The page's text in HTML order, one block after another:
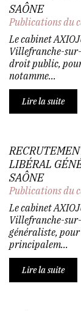
SAÔNE
Publications du
Le cabinet
Villefranche-
droit public,
notamme...
Lire la suite
LIBÉRAL
SAÔNE
Publications du
Le cabinet
Villefranche-
généraliste,
principalem...
Lire la suite